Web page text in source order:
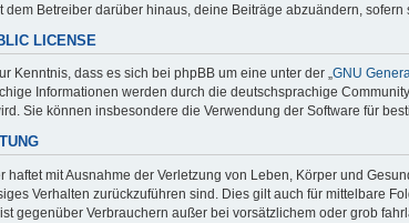
dem Betreiber darüber hinaus, deine Beiträge abzuändern,
LICENSE
Kenntnis, dass es sich bei phpBB um eine unter der „GNU
Informationen werden durch die deutschsprachige
Sie können insbesondere die Verwendung der Software für
haftet mit Ausnahme der Verletzung von Leben, Körper und
Verhalten zurückzuführen sind. Dies gilt auch für mittelbare
gegenüber Verbrauchern außer bei vorsätzlichem oder grob